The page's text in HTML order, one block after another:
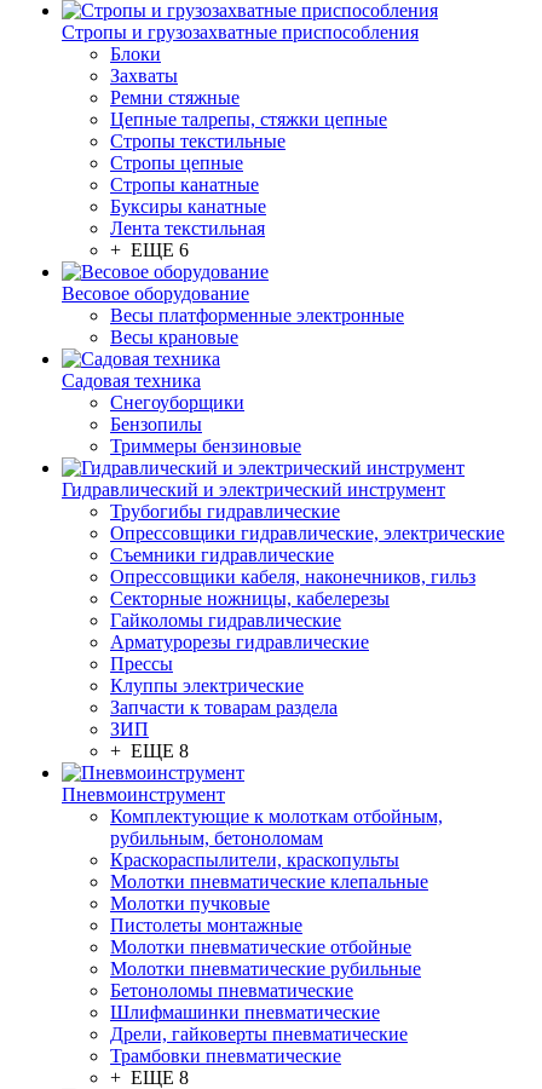
Стропы и грузозахватные приспособления
Блоки
Захваты
Ремни стяжные
Цепные талрепы, стяжки цепные
Стропы текстильные
Стропы цепные
Стропы канатные
Буксиры канатные
Лента текстильная
+ ЕЩЕ 6
Весовое оборудование
Весы платформенные электронные
Весы крановые
Садовая техника
Снегоуборщики
Бензопилы
Триммеры бензиновые
Гидравлический и электрический инструмент
Трубогибы гидравлические
Опрессовщики гидравлические, электрические
Съемники гидравлические
Опрессовщики кабеля, наконечников, гильз
Секторные ножницы, кабелерезы
Гайколомы гидравлические
Арматурорезы гидравлические
Прессы
Клуппы электрические
Запчасти к товарам раздела
ЗИП
+ ЕЩЕ 8
Пневмоинструмент
Комплектующие к молоткам отбойным,
рубильным, бетоноломам
Краскораспылители, краскопульты
Молотки пневматические клепальные
Молотки пучковые
Пистолеты монтажные
Молотки пневматические отбойные
Молотки пневматические рубильные
Бетоноломы пневматические
Шлифмашинки пневматические
Дрели, гайковерты пневматические
Трамбовки пневматические
+ ЕЩЕ 8